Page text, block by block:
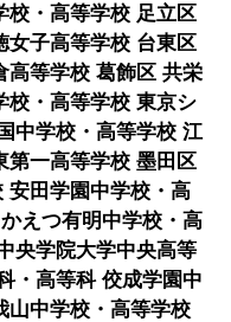
校・高等学校 足立区
女子高等学校 台東区
高等学校 葛飾区 共栄
校・高等学校 東京シ
中学校・高等学校 江
第一高等学校 墨田区
安田学園中学校・高
えつ有明中学校・高
央学院大学中央高等
・高等科 佼成学園中
山中学校・高等学校